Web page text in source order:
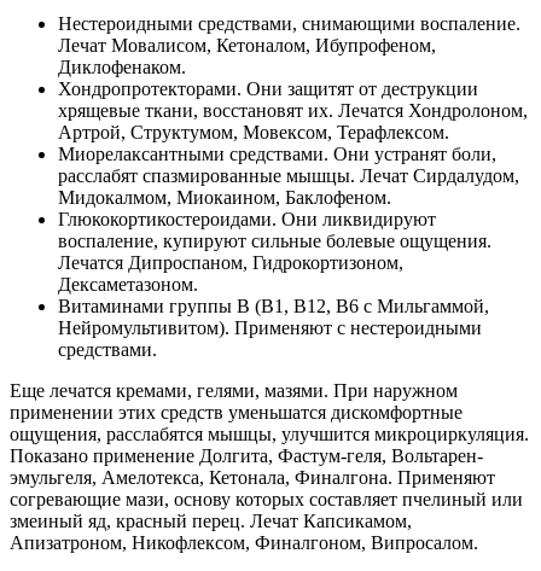
Нестероидными средствами, снимающими воспаление.
Лечат Мовалисом, Кетоналом, Ибупрофеном,
Диклофенаком.
Хондропротекторами. Они защитят от деструкции
хрящевые ткани, восстановят их. Лечатся Хондролоном,
Артрой, Структумом, Мовексом, Терафлексом.
Миорелаксантными средствами. Они устранят боли,
расслабят спазмированные мышцы. Лечат Сирдалудом,
Мидокалмом, Миокаином, Баклофеном.
Глюкокортикостероидами. Они ликвидируют
воспаление, купируют сильные болевые ощущения.
Лечатся Дипроспаном, Гидрокортизоном,
Дексаметазоном.
Витаминами группы В (В1, В12, В6 с Мильгаммой,
Нейромультивитом). Применяют с нестероидными
средствами.
Еще лечатся кремами, гелями, мазями. При наружном
применении этих средств уменьшатся дискомфортные
ощущения, расслабятся мышцы, улучшится микроциркуляция.
Показано применение Долгита, Фастум-геля, Вольтарен-
эмульгеля, Амелотекса, Кетонала, Финалгона. Применяют
согревающие мази, основу которых составляет пчелиный или
змеиный яд, красный перец. Лечат Капсикамом,
Апизатроном, Никофлексом, Финалгоном, Випросалом.